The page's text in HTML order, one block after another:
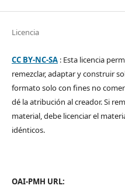
Licencia
CC BY-NC-SA: Esta licencia
remezclar, adaptar y construir
formato solo con fines no
dé la atribución al creador. Si
material, debe licenciar el
idénticos.
OAI-PMH URL: